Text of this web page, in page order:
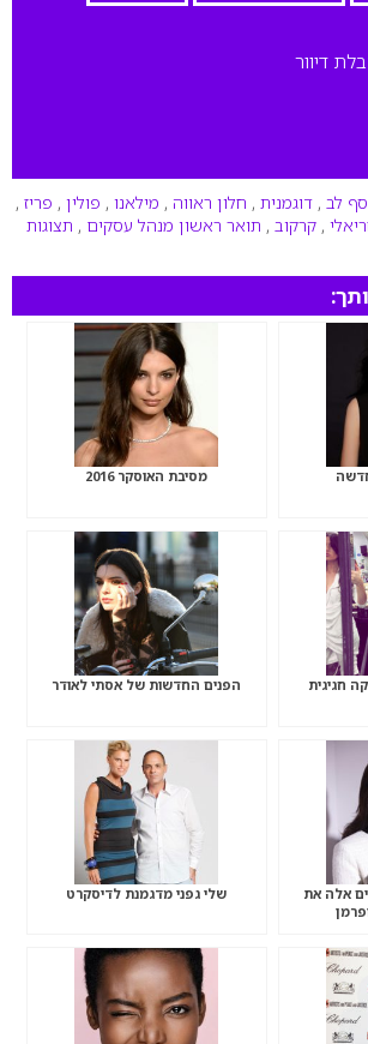
דיוור
לב , דוגמנית , חלון ראווה , מילאנו , פולין , פריז ,
, קרקוב , תואר ראשון מנהל עסקים , תצוגות
מסיבת האוסקר 2016
חגיגית
הפנים החדשות של אסתי לאודר
אלה את
שלי גפני מדגמנת לדיסקרט